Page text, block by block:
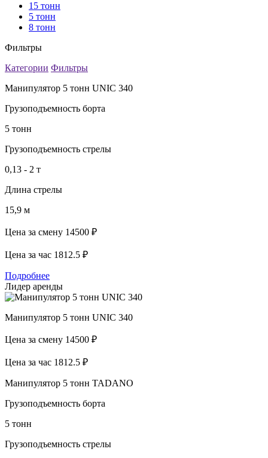
15 тонн
5 тонн
8 тонн
Фильтры
Категории Фильтры
Манипулятор 5 тонн UNIC 340
Грузоподъемность борта
5 тонн
Грузоподъемность стрелы
0,13 - 2 т
Длина стрелы
15,9 м
Цена за смену 14500 ₽
Цена за час 1812.5 ₽
Подробнее
Лидер аренды
Манипулятор 5 тонн UNIC 340
Цена за смену 14500 ₽
Цена за час 1812.5 ₽
Манипулятор 5 тонн TADANO
Грузоподъемность борта
5 тонн
Грузоподъемность стрелы